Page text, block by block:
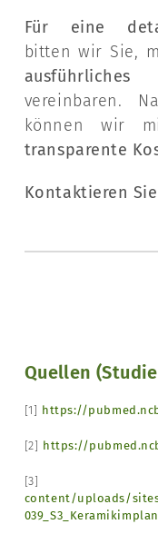
Für eine
bitten wir Sie,
ausführliches
vereinbaren.
können wir
transparente
Kontaktieren
Quellen
[1] https://
[2] https://
content/uploads/sites/